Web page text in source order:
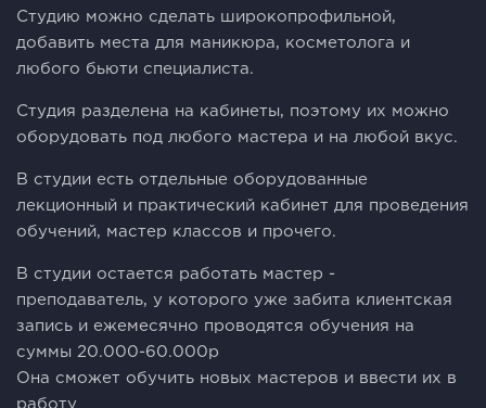
Студию можно сделать широкопрофильной,
добавить места для маникюра, косметолога и
любого бьюти специалиста.
Студия разделена на кабинеты, поэтому их можно
оборудовать под любого мастера и на любой вкус.
В студии есть отдельные оборудованные
лекционный и практический кабинет для проведения
обучений, мастер классов и прочего.
В студии остается работать мастер -
преподаватель, у которого уже забита клиентская
запись и ежемесячно проводятся обучения на
суммы 20.000-60.000р
Она сможет обучить новых мастеров и ввести их в
работу